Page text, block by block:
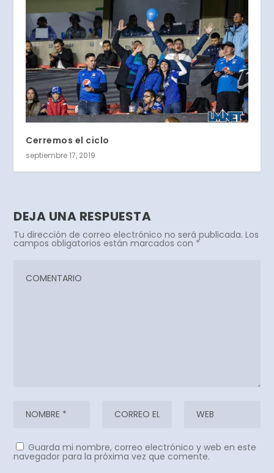
Cerremos el ciclo
septiembre 17, 2019
DEJA UNA RESPUESTA
Tu dirección de correo electrónico no será publicada. Los
campos obligatorios están marcados con *
Guarda mi nombre, correo electrónico y web en este
navegador para la próxima vez que comente.